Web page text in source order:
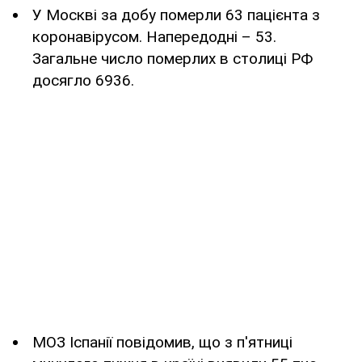
У Москві за добу померли 63 пацієнта з
коронавірусом. Напередодні – 53.
Загальне число померлих в столиці РФ
досягло 6936.
МОЗ Іспанії повідомив, що з п'ятниці